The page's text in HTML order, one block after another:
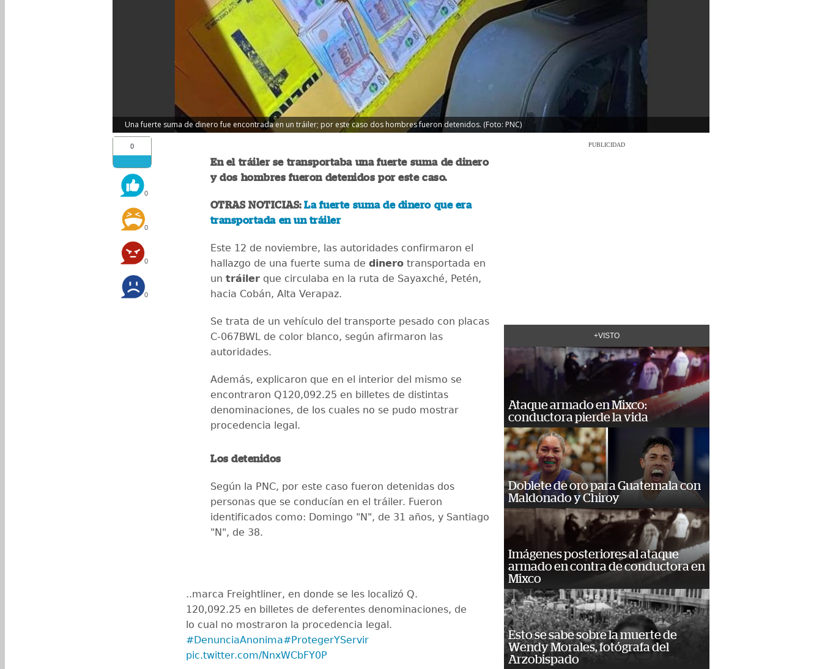
Una fuerte suma de dinero fue encontrada en un tráiler; por este caso dos hombres fueron detenidos. (Foto: PNC)
0
0
0
0
0
En el tráiler se transportaba una fuerte suma de dinero
y dos hombres fueron detenidos por este caso.
OTRAS NOTICIAS:La fuerte suma de dinero que era
transportada en un tráiler
Este 12 de noviembre, las autoridades confirmaron el
hallazgo de una fuerte suma de dinero transportada en
un tráiler que circulaba en la ruta de Sayaxché, Petén,
hacia Cobán, Alta Verapaz.
Se trata de un vehículo del transporte pesado con placas
C-067BWL de color blanco, según afirmaron las
autoridades.
Además, explicaron que en el interior del mismo se
encontraron Q120,092.25 en billetes de distintas
denominaciones, de los cuales no se pudo mostrar
procedencia legal.
Los detenidos
Según la PNC, por este caso fueron detenidas dos
personas que se conducían en el tráiler. Fueron
identificados como: Domingo "N", de 31 años, y Santiago
"N", de 38.
..marca Freightliner, en donde se les localizó Q.
120,092.25 en billetes de deferentes denominaciones, de
lo cual no mostraron la procedencia legal.
#DenunciaAnonima#ProtegerYServir
pic.twitter.com/NnxWCbFY0P
PUBLICIDAD
+VISTO
Ataque armado en Mixco:
conductora pierde la vida
Doblete de oro para Guatemala con
Maldonado y Chiroy
Imágenes posteriores al ataque
armado en contra de conductora en
Mixco
Esto se sabe sobre la muerte de
Wendy Morales, fotógrafa del
Arzobispado